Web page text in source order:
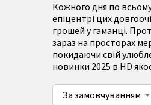
Кожного дня по
епіцентрі цих
грошей у гаманці.
зараз на просторах
покидаючи свій
новинки 2025 в HD
За замовчуванням